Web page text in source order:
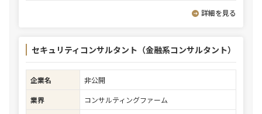
詳細を見る
セキュリティコンサルタント（金融系コンサルタント）
企業名
非公開
業界
コンサルティングファーム